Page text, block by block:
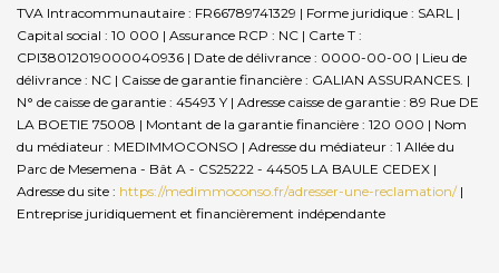
TVA Intracommunautaire : FR66789741329 | Forme juridique : SARL |
Capital social : 10 000 | Assurance RCP : NC | Carte T :
CPI38012019000040936 | Date de délivrance : 0000-00-00 | Lieu de
délivrance : NC | Caisse de garantie financière : GALIAN ASSURANCES. |
N° de caisse de garantie : 45493 Y | Adresse caisse de garantie : 89 Rue DE
LA BOETIE 75008 | Montant de la garantie financière : 120 000 | Nom
du médiateur : MEDIMMOCONSO | Adresse du médiateur : 1 Allée du
Parc de Mesemena - Bât A - CS25222 - 44505 LA BAULE CEDEX |
Adresse du site : https://medimmoconso.fr/adresser-une-reclamation/|
Entreprise juridiquement et financièrement indépendante